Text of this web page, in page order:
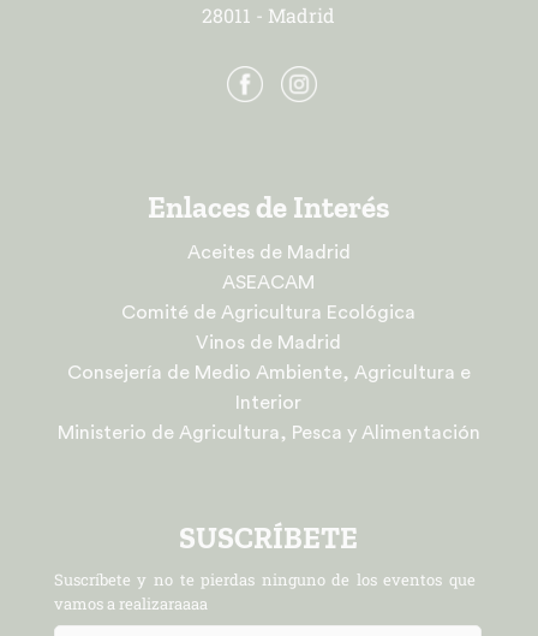
28011 - Madrid
Enlaces de Interés
Aceites de Madrid
ASEACAM
Comité de Agricultura Ecológica
Vinos de Madrid
Consejería de Medio Ambiente, Agricultura e
Interior
Ministerio de Agricultura, Pesca y Alimentación
SUSCRÍBETE
Suscríbete y no te pierdas ninguno de los eventos que
vamos a realizaraaaa